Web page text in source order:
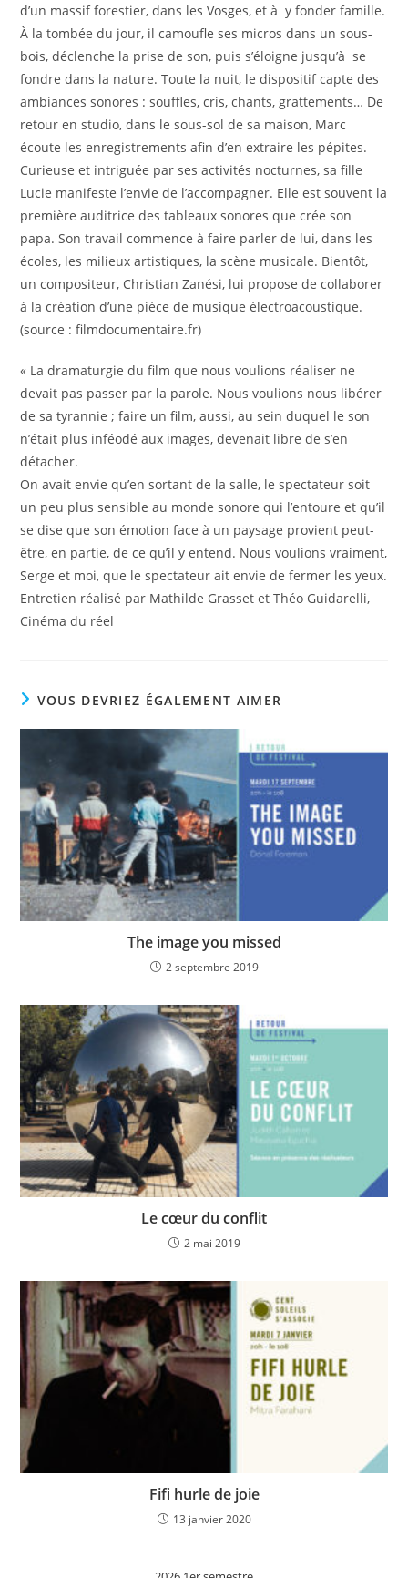
d’un massif forestier, dans les Vosges, et à y fonder famille.
À la tombée du jour, il camoufle ses micros dans un sous-
bois, déclenche la prise de son, puis s’éloigne jusqu’à se
fondre dans la nature. Toute la nuit, le dispositif capte des
ambiances sonores : souffles, cris, chants, grattements… De
retour en studio, dans le sous-sol de sa maison, Marc
écoute les enregistrements afin d’en extraire les pépites.
Curieuse et intriguée par ses activités nocturnes, sa fille
Lucie manifeste l’envie de l’accompagner. Elle est souvent la
première auditrice des tableaux sonores que crée son
papa. Son travail commence à faire parler de lui, dans les
écoles, les milieux artistiques, la scène musicale. Bientôt,
un compositeur, Christian Zanési, lui propose de collaborer
à la création d’une pièce de musique électroacoustique.
(source : filmdocumentaire.fr)
« La dramaturgie du film que nous voulions réaliser ne
devait pas passer par la parole. Nous voulions nous libérer
de sa tyrannie ; faire un film, aussi, au sein duquel le son
n’était plus inféodé aux images, devenait libre de s’en
détacher.
On avait envie qu’en sortant de la salle, le spectateur soit
un peu plus sensible au monde sonore qui l’entoure et qu’il
se dise que son émotion face à un paysage provient peut-
être, en partie, de ce qu’il y entend. Nous voulions vraiment,
Serge et moi, que le spectateur ait envie de fermer les yeux.
Entretien réalisé par Mathilde Grasset et Théo Guidarelli,
Cinéma du réel
VOUS DEVRIEZ ÉGALEMENT AIMER
The image you missed
2 septembre 2019
Le cœur du conflit
2 mai 2019
Fifi hurle de joie
13 janvier 2020